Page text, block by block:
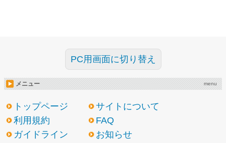
PC用画面に切り替え
メニュー menu
トップページ
サイトについて
利用規約
FAQ
ガイドライン
お知らせ